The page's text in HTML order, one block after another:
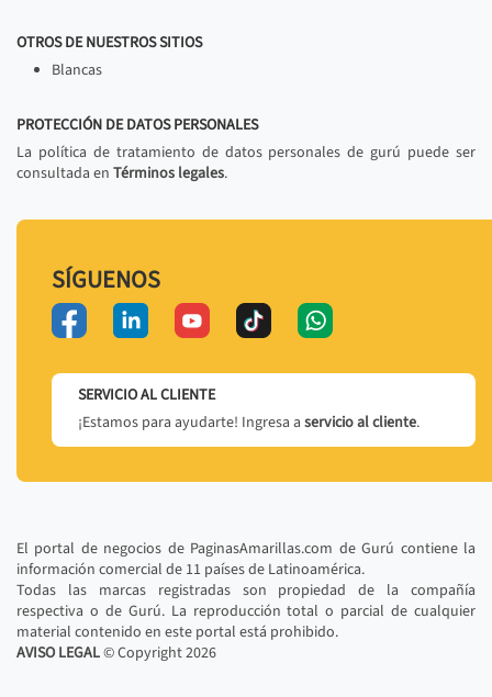
OTROS DE NUESTROS SITIOS
Blancas
PROTECCIÓN DE DATOS PERSONALES
La política de tratamiento de datos personales de gurú puede ser
consultada en Términos legales.
SÍGUENOS
SERVICIO AL CLIENTE
¡Estamos para ayudarte! Ingresa a servicio al cliente.
El portal de negocios de PaginasAmarillas.com de Gurú contiene la
información comercial de 11 países de Latinoamérica.
Todas las marcas registradas son propiedad de la compañía
respectiva o de Gurú. La reproducción total o parcial de cualquier
material contenido en este portal está prohibido.
AVISO LEGAL© Copyright2026